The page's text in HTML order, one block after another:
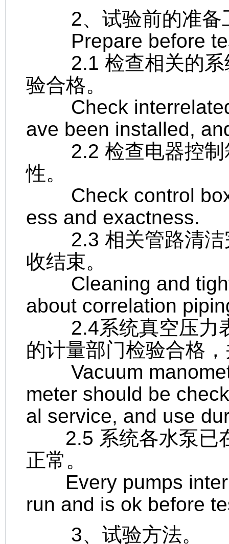
2、试验前的准备
Prepare before
2.1 检查相关的系
验合格。
Check interrelated
ave been installed,
2.2 检查电器控制
性。
Check control box
ess and exactness.
2.3 相关管路清洁
收结束。
Cleaning and
about correlation
2.4系统真空压力表
的计量部门检验合格
Vacuum
meter should be
al service, and use
2.5 系统各水泵已
正常。
Every pumps
run and is ok before
3、试验方法。